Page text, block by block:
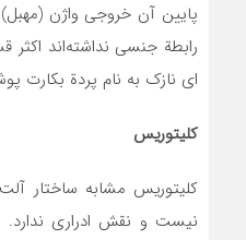
پایین آن خروجی واژن (مهبل)
رابطة جنسی نداشته‌اند
ای نازک به نام پردة بکارت
کلیتوریس
کلیتوریس مشابه ساختار
نیست و نقش ادراری